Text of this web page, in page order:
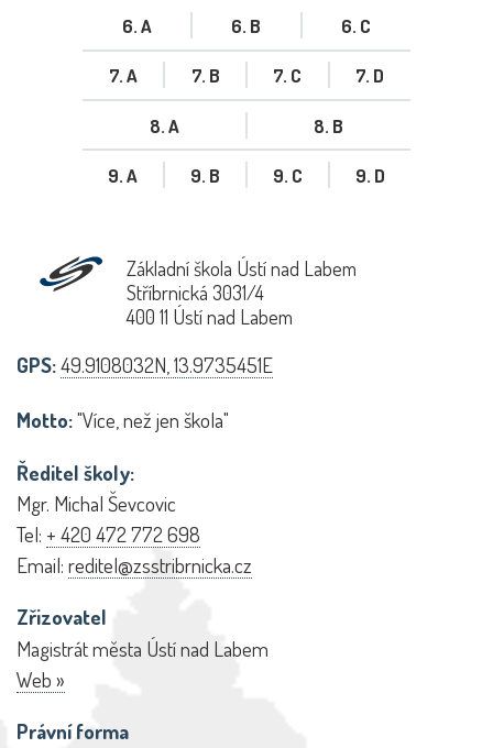
6. A 6. B 6. C
7. A 7. B 7. C 7. D
8. A 8. B
9. A 9. B 9. C 9. D
Základní škola Ústí nad Labem
Stříbrnická 3031/4
400 11 Ústí nad Labem
GPS:49.9108032N, 13.9735451E
Motto:"Více, než jen škola"
Ředitel školy:
Mgr. Michal Ševcovic
Tel: + 420 472 772 698
Email: reditel@zsstribrnicka.cz
Zřizovatel
Magistrát města Ústí nad Labem
Web »
Právní forma